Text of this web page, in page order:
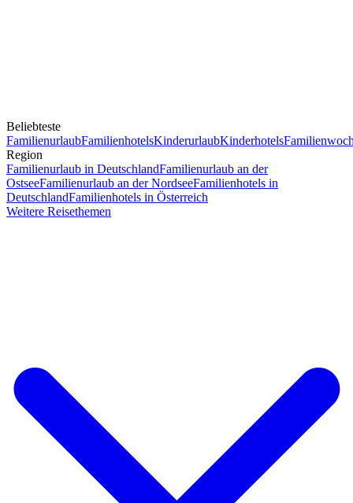
Beliebteste
FamilienurlaubFamilienhotelsKinderurlaubKinderhotels
Region
Familienurlaub in DeutschlandFamilienurlaub an der
OstseeFamilienurlaub an der NordseeFamilienhotels in
DeutschlandFamilienhotels in Österreich
Weitere Reisethemen